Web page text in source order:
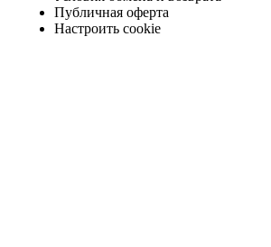
Публичная оферта
Настроить cookie